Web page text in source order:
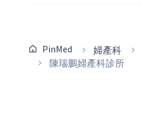
PinMed 婦產科
陳瑞鵬婦產科診所